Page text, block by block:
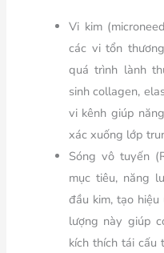
Vi kim
các vi tổn
quá trình lành
sinh collagen,
vi kênh giúp
xác xuống lớp
Sóng vô tuyến
mục tiêu, năng
đầu kim, tạo
lượng này giúp
kích thích tái cấu